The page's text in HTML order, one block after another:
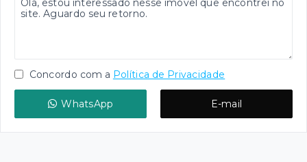
Concordo com a Política de Privacidade
WhatsApp E-mail